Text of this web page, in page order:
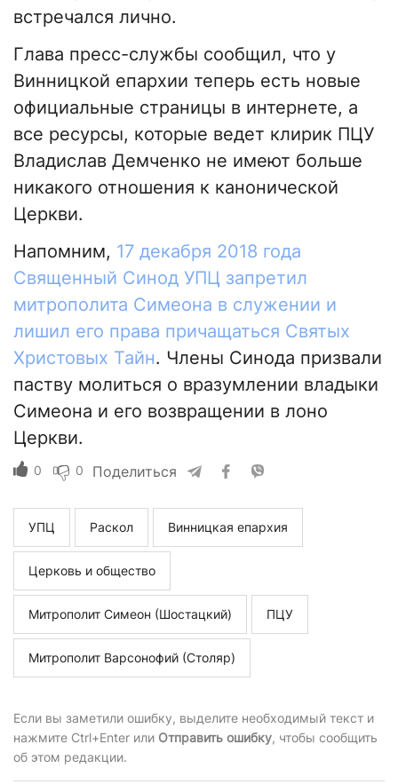
встречался лично.
Глава пресс-службы сообщил, что у
Винницкой епархии теперь есть новые
официальные страницы в интернете, а
все ресурсы, которые ведет клирик ПЦУ
Владислав Демченко не имеют больше
никакого отношения к канонической
Церкви.
Напомним, 17 декабря 2018 года
Священный Синод УПЦ запретил
митрополита Симеона в служении и
лишил его права причащаться Святых
Христовых Тайн. Члены Синода призвали
паству молиться о вразумлении владыки
Симеона и его возвращении в лоно
Церкви.
0 0 Поделиться
УПЦ Раскол Винницкая епархия
Церковь и общество
Митрополит Симеон (Шостацкий) ПЦУ
Митрополит Варсонофий (Столяр)
Если вы заметили ошибку, выделите необходимый текст и
нажмите Ctrl+Enter или Отправить ошибку, чтобы сообщить
об этом редакции.